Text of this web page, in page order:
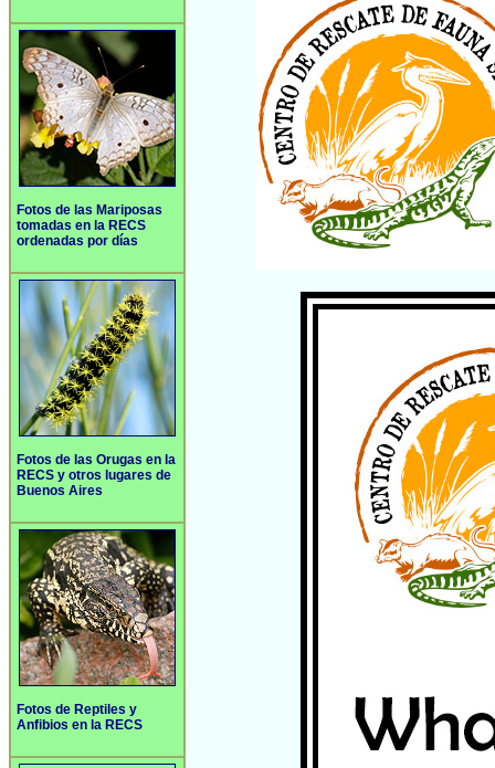
Fotos de las Mariposas
tomadas en la RECS
ordenadas por días
Fotos de las Orugas en la
RECS y otros lugares de
Buenos Aires
Fotos de Reptiles y
Anfibios en la RECS